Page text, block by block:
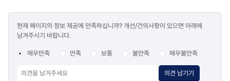
만족도
조사
현재 페이지의 정보 제공에 만족하십니까? 개선/건의사항이 있으면 아래에
남겨주시기 바랍니다.
매우만족 만족 보통 불만족 매우불만족
의견 남기기